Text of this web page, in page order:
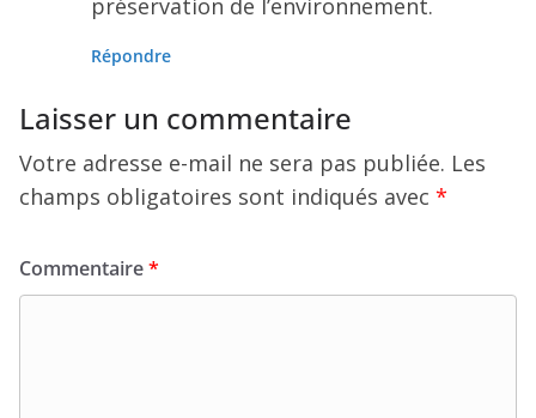
préservation de l’environnement.
Répondre
Laisser un commentaire
Votre adresse e-mail ne sera pas publiée. Les
champs obligatoires sont indiqués avec *
Commentaire*